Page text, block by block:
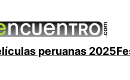
peruanas 2025